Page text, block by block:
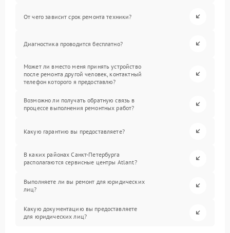
От чего зависит срок ремонта техники?
Диагностика проводится бесплатно?
Может ли вместо меня принять устройство
после ремонта другой человек, контактный
телефон которого я предоставлю?
Возможно ли получать обратную связь в
процессе выполнения ремонтных работ?
Какую гарантию вы предоставляете?
В каких районах Санкт-Петербурга
располагаются сервисные центры Atlant?
Выполняете ли вы ремонт для юридических
лиц?
Какую документацию вы предоставляете
для юридических лиц?